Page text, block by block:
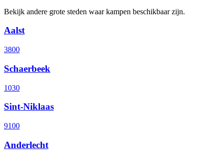
Bekijk andere grote steden waar kampen beschikbaar zijn.
Aalst
3800
Schaerbeek
1030
Sint-Niklaas
9100
Anderlecht